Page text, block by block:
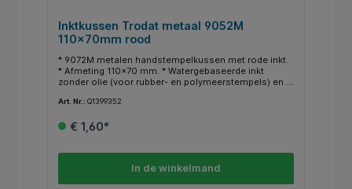
Inktkussen Trodat metaal 9052M
110x70mm rood
* 9072M metalen handstempelkussen met rode inkt.
* Afmeting 110x70 mm. * Watergebaseerde inkt
zonder olie (voor rubber- en polymeerstempels) en is
kleurintensieve afdrukken.
Art. Nr.: Q1399352
€ 1,60*
In de winkelmand